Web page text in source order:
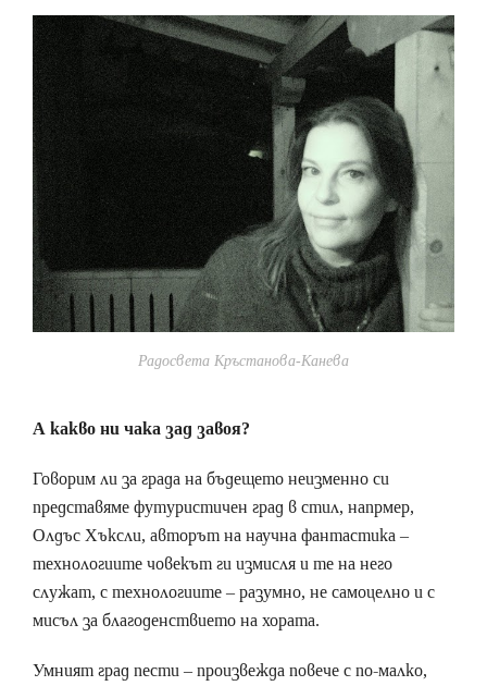
Радосвета Кръстанова-Канева
А какво ни чака зад завоя?
Говорим ли за града на бъдещето неизменно си
представяме футуристичен град в стил, напрмер,
Олдъс Хъксли, авторът на научна фантастика –
технологиите човекът ги измисля и те на него
служат, с технологиите – разумно, не самоцелно и с
мисъл за благоденствието на хората.
Умният град пести – произвежда повече с по-малко,